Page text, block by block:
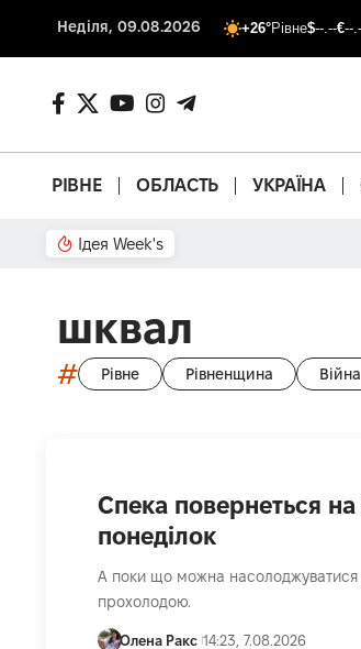
Неділя, 09.08.2026 +26°Рівне$--.--€--
РІВНЕ ОБЛАСТЬ УКРАЇНА
Ідея Week's
шквал
# Рівне Рівненщина Війна
Спека повернеться
понеділок
А поки що можна насолоджуватися
прохолодою.
Олена Ракс 14:23, 7.08.2026